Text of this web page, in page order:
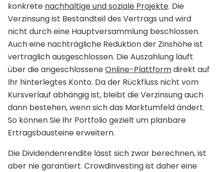
konkrete nachhaltige und soziale Projekte. Die
Verzinsung ist Bestandteil des Vertrags und wird
nicht durch eine Hauptversammlung beschlossen.
Auch eine nachträgliche Reduktion der Zinshöhe ist
vertraglich ausgeschlossen. Die Auszahlung läuft
über die angeschlosseneOnline-Plattformdirekt auf
Ihr hinterlegtes Konto. Da der Rückfluss nicht vom
Kursverlauf abhängig ist, bleibt die Verzinsung auch
dann bestehen, wenn sich das Marktumfeld ändert.
So können Sie Ihr Portfolio gezielt um planbare
Ertragsbausteine erweitern.
Die Dividendenrendite lässt sich zwar berechnen, ist
aber nie garantiert. Crowdinvesting ist daher eine